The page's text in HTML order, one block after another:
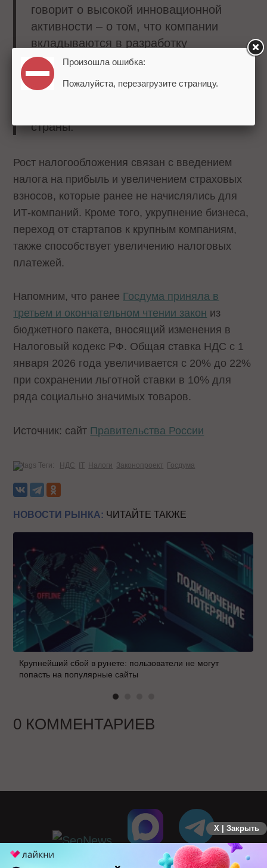
говорит о высокой инновационной
активности – о том, что компании
вкладываются в разработку
собственных технологий и продуктов.
Таким образом, индустрия играет
важную роль для развития
страны.
Рост налогообложения связан с введением
налога на прибыль и увеличением страховых
взносов, которые ранее не начислялись для
ИТ-компаний. Кроме того, укрупнение бизнеса,
переход от стартапов к крупным компаниям,
также способствует увеличению налоговых
платежей.
Напомним, что ранее Госдума приняла в
третьем и окончательном чтении закон из
бюджетного пакета, вносящий изменения в
Налоговый кодекс РФ. Общая ставка НДС с 1
января 2026 года увеличивается с 20% до 22%
при сохранении льготной ставки в 10% для
ряда социально значимых товаров.
Источник: сайт Правительства России
Теги: НДС IT Налоги Законопроект Госдума
НОВОСТИ РЫНКА: ЧИТАЙТЕ ТАКЖЕ
Крупнейший сбой в рунете: пользователи не могут
попасть на популярные сайты
0 КОММЕНТАРИЕВ
X | Закрыть
ПЕРЕЙТИ НА ПОЛНУЮ ВЕРСИЮ
Произошла ошибка:
Пожалуйста, перезагрузите страницу.